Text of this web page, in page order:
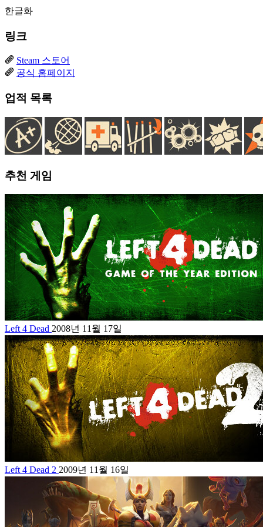
한글화
링크
Steam 스토어
공식 홈페이지
업적 목록
추천 게임
Left 4 Dead 2008년 11월 17일
Left 4 Dead 2 2009년 11월 16일